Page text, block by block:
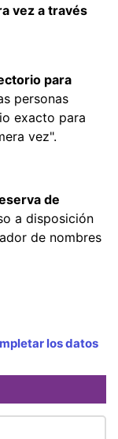
vez a través
para
personas
exacto para
vez".
de
a disposición
de nombres
los datos